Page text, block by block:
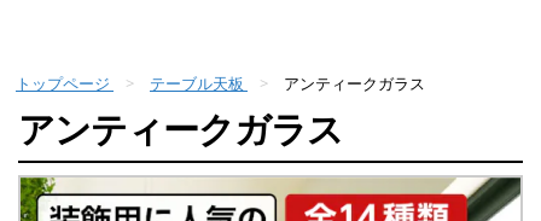
トップページ テーブル天板 アンティークガラス
アンティークガラス